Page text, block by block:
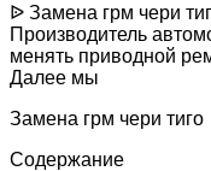
ᐉ Замена грм чери
Производитель
менять приводной
Далее мы
Замена грм чери тиго
Содержание